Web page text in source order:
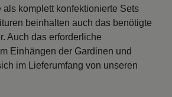
komplett konfektionierte Sets
beinhalten auch das benötigte
Auch das erforderliche
Einhängen der Gardinen und
im Lieferumfang von unseren